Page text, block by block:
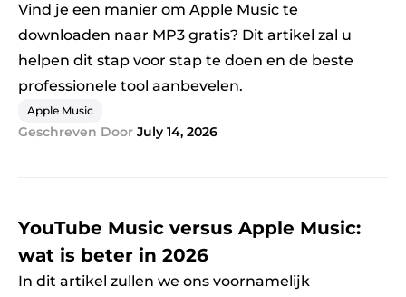
Vind je een manier om Apple Music te
downloaden naar MP3 gratis? Dit artikel zal u
helpen dit stap voor stap te doen en de beste
professionele tool aanbevelen.
Apple Music
Geschreven Door July 14, 2026
YouTube Music versus Apple Music:
wat is beter in 2026
In dit artikel zullen we ons voornamelijk